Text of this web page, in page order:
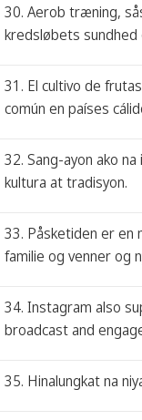
30. Aerob træning,
kredsløbets sundhed
31. El cultivo de
común en países
32. Sang-ayon ako
kultura at tradisyon.
33. Påsketiden er en
familie og venner og
34. Instagram also
broadcast and
35. Hinalungkat na